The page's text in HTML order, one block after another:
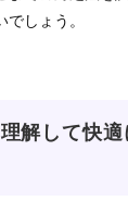
でしょう。
解して快